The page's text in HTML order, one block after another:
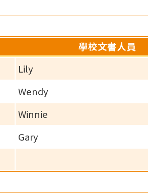
學校文書人員
Lily
Wendy
Winnie
Gary